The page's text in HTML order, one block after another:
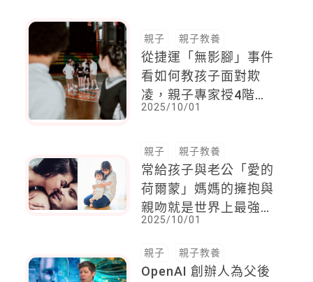
親子 親子教養
從捷運「無影腳」事件
看如何教孩子面對欺
凌，親子專家授4階段
陪伴
2025/10/01
親子 親子教養
常給孩子與老公「愛的
荷爾蒙」媽媽的擁抱與
親吻就是世界上最強大
的魔法
2025/10/01
親子 親子教養
OpenAI 創辦人為父後